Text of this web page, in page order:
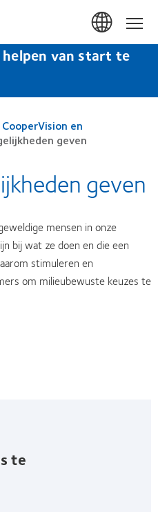
van start te
CooperVision en
geven
geven
mensen in onze
bij wat ze doen en die een
stimuleren en
om milieubewuste keuzes te
te